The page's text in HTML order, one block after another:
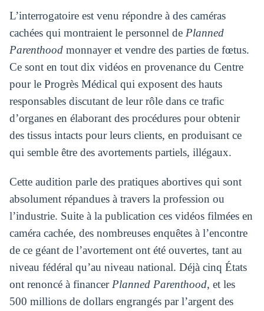
L’interrogatoire est venu répondre à des caméras
cachées qui montraient le personnel de Planned
Parenthoodmonnayer et vendre des parties de fœtus.
Ce sont en tout dix vidéos en provenance du Centre
pour le Progrès Médical qui exposent des hauts
responsables discutant de leur rôle dans ce trafic
d’organes en élaborant des procédures pour obtenir
des tissus intacts pour leurs clients, en produisant ce
qui semble être des avortements partiels, illégaux.
Cette audition parle des pratiques abortives qui sont
absolument répandues à travers la profession ou
l’industrie. Suite à la publication ces vidéos filmées en
caméra cachée, des nombreuses enquêtes à l’encontre
de ce géant de l’avortement ont été ouvertes, tant au
niveau fédéral qu’au niveau national. Déjà cinq États
ont renoncé à financer Planned Parenthood, et les
500 millions de dollars engrangés par l’argent des